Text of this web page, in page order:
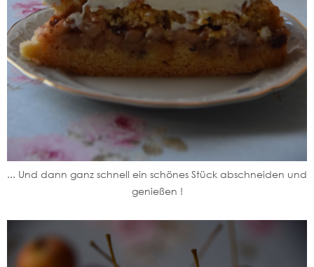
... Und dann ganz schnell ein schönes Stück abschneiden und
genießen !